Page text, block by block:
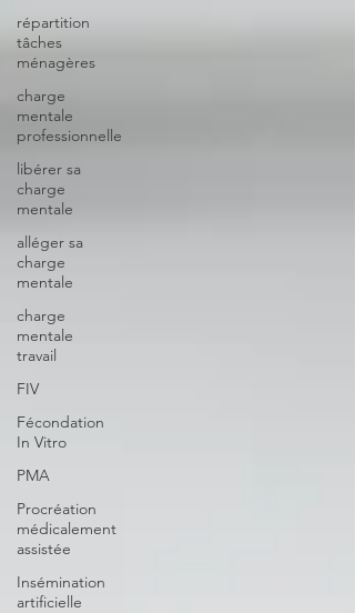
répartition
tâches
ménagères
charge
mentale
professionnelle
libérer sa
charge
mentale
alléger sa
charge
mentale
charge
mentale
travail
FIV
Fécondation
In Vitro
PMA
Procréation
médicalement
assistée
Insémination
artificielle